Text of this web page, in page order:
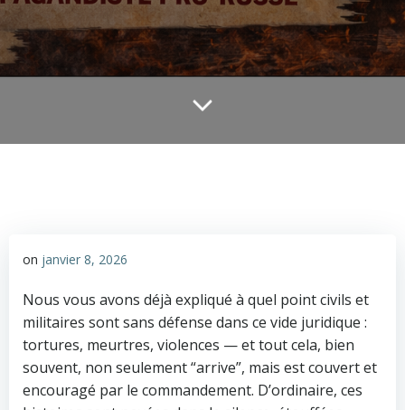
on janvier 8, 2026
Nous vous avons déjà expliqué à quel point civils et
militaires sont sans défense dans ce vide juridique :
tortures, meurtres, violences — et tout cela, bien
souvent, non seulement “arrive”, mais est couvert et
encouragé par le commandement. D’ordinaire, ces